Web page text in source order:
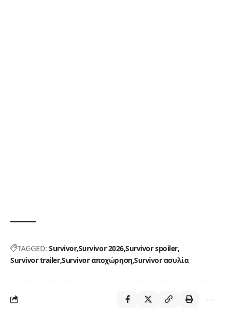
TAGGED: SurvivorSurvivor 2026Survivor spoiler
Survivor trailerSurvivor αποχώρησηSurvivor ασυλία